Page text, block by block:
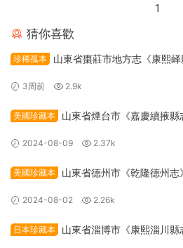
1
猜你喜歡
珍稀孤本
山東省棗莊市地方志《康熙
3周前 2.9k
美國珍藏本
山東省煙台市《嘉慶續掖
2024-08-09 2.37k
美國珍藏本
山東省德州市《乾隆德州
2024-08-02 2.26k
日本珍藏本
山東省淄博市《康熙淄川